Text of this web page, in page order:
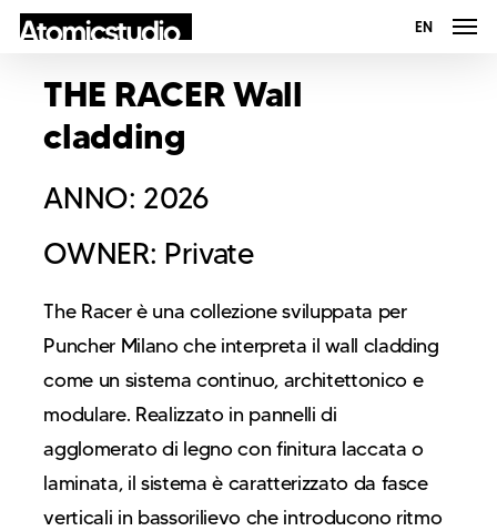
Skip
content
EN
THE RACER Wall
cladding
ANNO: 2026
OWNER: Private
The Racer è una collezione sviluppata per
Puncher Milano che interpreta il wall cladding
come un sistema continuo, architettonico e
modulare. Realizzato in pannelli di
agglomerato di legno con finitura laccata o
laminata, il sistema è caratterizzato da fasce
verticali in bassorilievo che introducono ritmo
Menu